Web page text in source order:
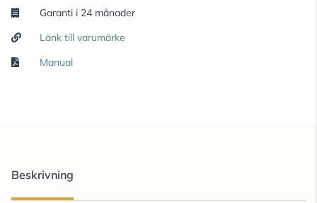
Garanti i 24 månader
Länk till varumärke
Manual
Beskrivning